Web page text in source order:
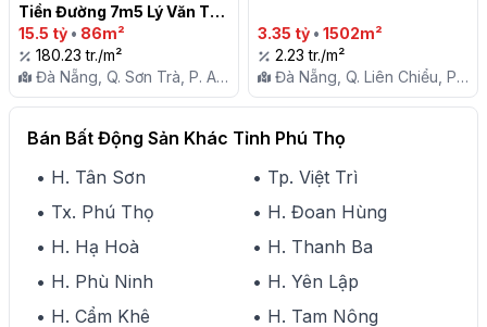
Tiền Đường 7m5 Lý Văn Tố,
Sơn Trà
15.5 tỷ • 86m²
180.23 tr./m²
Đà Nẵng, Q. Sơn Trà, P. An
Hải Bắc
3.35 tỷ • 1502m²
2.23 tr./m²
Đà Nẵng, Q. Liên Chiểu, P.
Hòa Minh
Bán Bất Động Sản Khác Tỉnh Phú Thọ
• H. Tân Sơn
• Tp. Việt Trì
• Tx. Phú Thọ
• H. Đoan Hùng
• H. Hạ Hoà
• H. Thanh Ba
• H. Phù Ninh
• H. Yên Lập
• H. Cẩm Khê
• H. Tam Nông